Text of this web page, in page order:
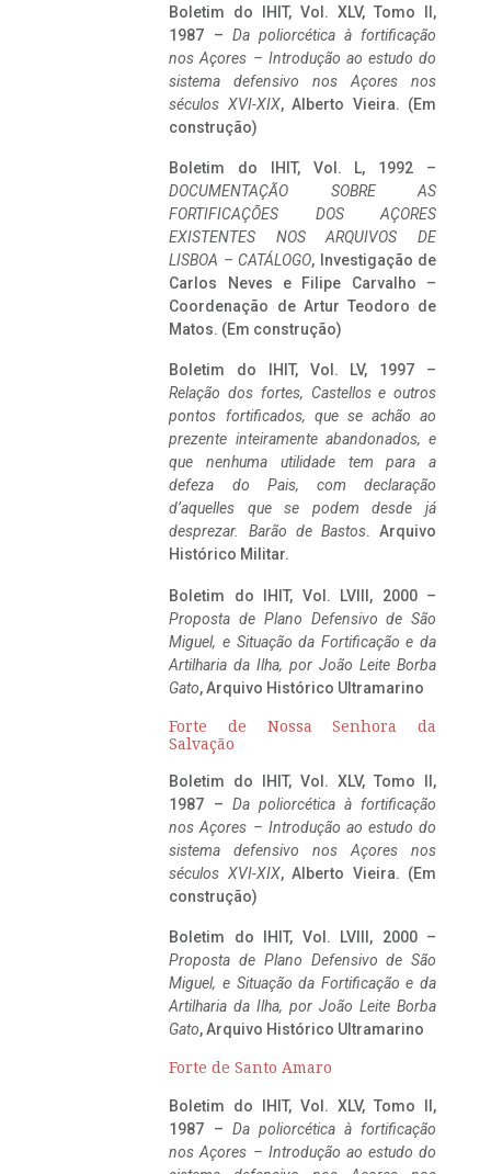
Boletim do IHIT, Vol. XLV, Tomo II,
1987 – Da poliorcética à fortificação
nos Açores – Introdução ao estudo do
sistema defensivo nos Açores nos
séculos XVI-XIX, Alberto Vieira. (Em
construção)
Boletim do IHIT, Vol. L, 1992 –
DOCUMENTAÇÃO SOBRE AS
FORTIFICAÇÕES DOS AÇORES
EXISTENTES NOS ARQUIVOS DE
LISBOA – CATÁLOGO, Investigação de
Carlos Neves e Filipe Carvalho –
Coordenação de Artur Teodoro de
Matos. (Em construção)
Boletim do IHIT, Vol. LV, 1997 –
Relação dos fortes, Castellos e outros
pontos fortificados, que se achão ao
prezente inteiramente abandonados, e
que nenhuma utilidade tem para a
defeza do Pais, com declaração
d’aquelles que se podem desde já
desprezar. Barão de Bastos. Arquivo
Histórico Militar.
Boletim do IHIT, Vol. LVIII, 2000 –
Proposta de Plano Defensivo de São
Miguel, e Situação da Fortificação e da
Artilharia da Ilha, por João Leite Borba
Gato, Arquivo Histórico Ultramarino
Forte de Nossa Senhora da
Salvação
Boletim do IHIT, Vol. XLV, Tomo II,
1987 – Da poliorcética à fortificação
nos Açores – Introdução ao estudo do
sistema defensivo nos Açores nos
séculos XVI-XIX, Alberto Vieira. (Em
construção)
Boletim do IHIT, Vol. LVIII, 2000 –
Proposta de Plano Defensivo de São
Miguel, e Situação da Fortificação e da
Artilharia da Ilha, por João Leite Borba
Gato, Arquivo Histórico Ultramarino
Forte de Santo Amaro
Boletim do IHIT, Vol. XLV, Tomo II,
1987 – Da poliorcética à fortificação
nos Açores – Introdução ao estudo do